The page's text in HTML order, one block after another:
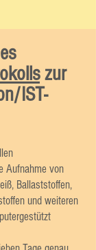
zur
IST-
Aufnahme von
Ballaststoffen,
und weiteren